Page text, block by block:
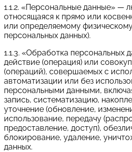
1.1.2. «Персональные данные» —
относящаяся к прямо или
или определяемому
персональных данных).
1.1.3. «Обработка персональных
действие (операция) или
(операций), совершаемых с
автоматизации или без
персональными данными,
запись, систематизацию,
уточнение (обновление,
использование, передачу
предоставление, доступ),
блокирование, удаление,
данных.